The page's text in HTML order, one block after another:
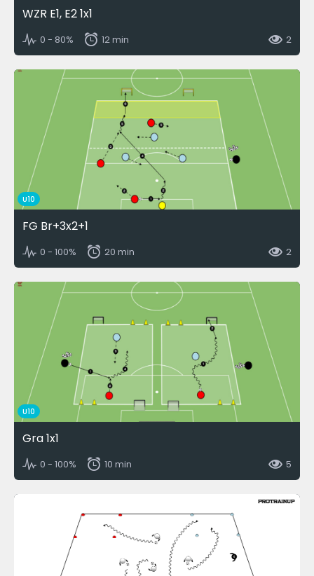
WZR E1, E2 1x1
0 - 80% 12 min 2
U10
FG Br+3x2+1
0 - 100% 20 min 2
U10
Gra 1x1
0 - 100% 10 min 5